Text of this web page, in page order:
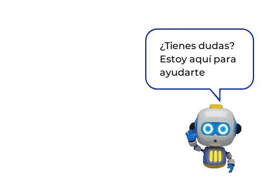
¿Tienes dudas?
Estoy aquí para
ayudarte